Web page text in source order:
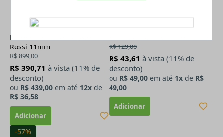
Luneta 4x32 Gold Crown
Rossi 11mm
R$ 899,00
R$ 390,71 à vista (11% de
desconto)
ou R$ 439,00 em até 12x de
R$ 36,58
R$ 129,00
R$ 43,61 à vista (11% de
desconto)
ou R$ 49,00 em até 1x de R$
49,00
-57%